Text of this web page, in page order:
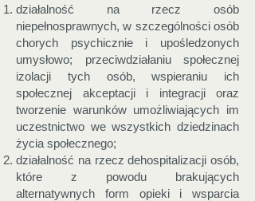
działalność na rzecz osób
niepełnosprawnych, w szczególności osób
chorych psychicznie i upośledzonych
umysłowo; przeciwdziałaniu społecznej
izolacji tych osób, wspieraniu ich
społecznej akceptacji i integracji oraz
tworzenie warunków umożliwiających im
uczestnictwo we wszystkich dziedzinach
życia społecznego;
działalność na rzecz dehospitalizacji osób,
które z powodu brakujących
alternatywnych form opieki i wsparcia